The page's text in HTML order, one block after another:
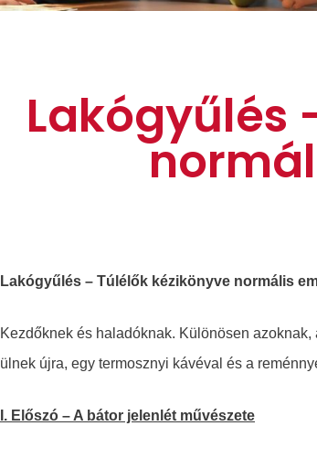
Lakógyűlés
Lakógyűlés – Túlélők kézikönyve normális
Kezdőknek és haladóknak. Különösen
ülnek újra, egy termosznyi kávéval és a
I. Előszó – A bátor jelenlét művészete